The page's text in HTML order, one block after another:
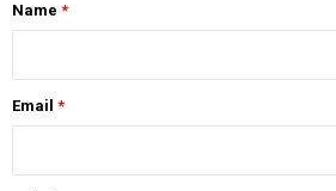
Name *
Email *